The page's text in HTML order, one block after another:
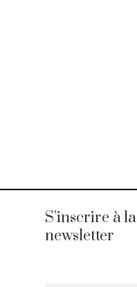
S'inscrire à la
newsletter